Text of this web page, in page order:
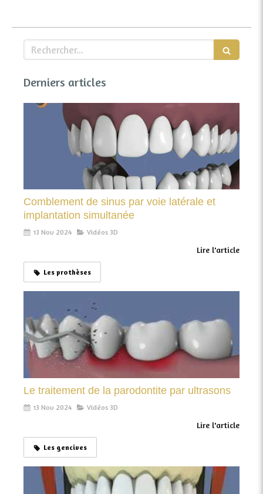
Rechercher
Derniers articles
Comblement de sinus par voie latérale et
implantation simultanée
13 Nov 2024 Vidéos 3D
Lire l'article
Les prothèses
Le traitement de la parodontite par ultrasons
13 Nov 2024 Vidéos 3D
Lire l'article
Les gencives